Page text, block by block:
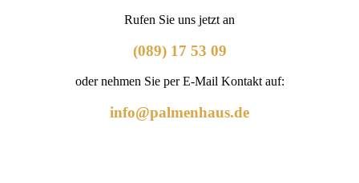
Rufen Sie uns jetzt an
(089) 17 53 09
oder nehmen Sie per E-Mail Kontakt auf:
info@palmenhaus.de